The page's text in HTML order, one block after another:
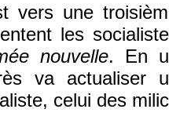
vers une
les
nouvelle. En
va actualiser
celui des